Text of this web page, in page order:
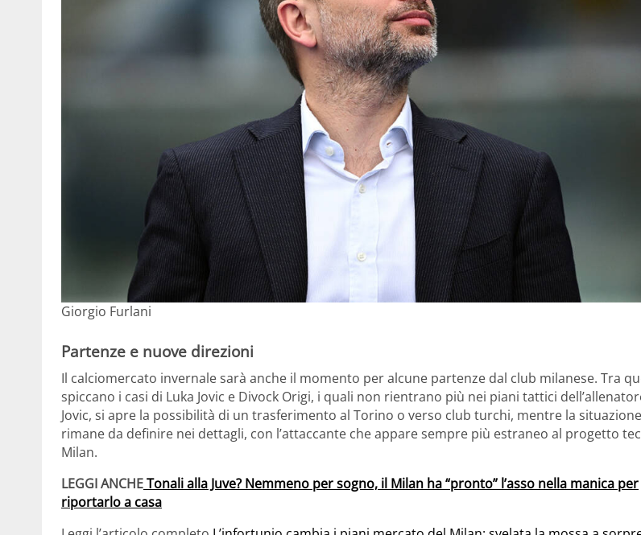
Giorgio Furlani
Partenze e nuove direzioni
Il calciomercato invernale sarà anche il momento per alcune partenze dal club milanese. Tra
spiccano i casi di Luka Jovic e Divock Origi, i quali non rientrano più nei piani tattici
Jovic, si apre la possibilità di un trasferimento al Torino o verso club turchi, mentre la
rimane da definire nei dettagli, con l’attaccante che appare sempre più estraneo al progetto
Milan.
LEGGI ANCHETonali alla Juve? Nemmeno per sogno, il Milan ha “pronto” l’asso nella manica per
riportarlo a casa